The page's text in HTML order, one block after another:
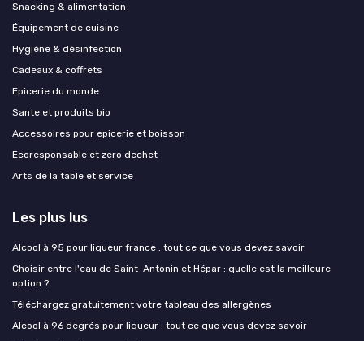
Snacking & alimentation
Équipement de cuisine
Hygiène & désinfection
Cadeaux & coffrets
Epicerie du monde
Sante et produits bio
Accessoires pour epicerie et boisson
Ecoresponsable et zero dechet
Arts de la table et service
Les plus lus
Alcool à 95 pour liqueur france : tout ce que vous devez savoir
Choisir entre l'eau de Saint-Antonin et Hépar : quelle est la meilleure
option ?
Téléchargez gratuitement votre tableau des allergènes
Alcool à 96 degrés pour liqueur : tout ce que vous devez savoir